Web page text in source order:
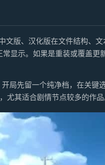
版、汉化版在文件结构、
显示。如果是重装或覆盖更
局先留一个纯净档，在关键
其适合剧情节点较多的作品